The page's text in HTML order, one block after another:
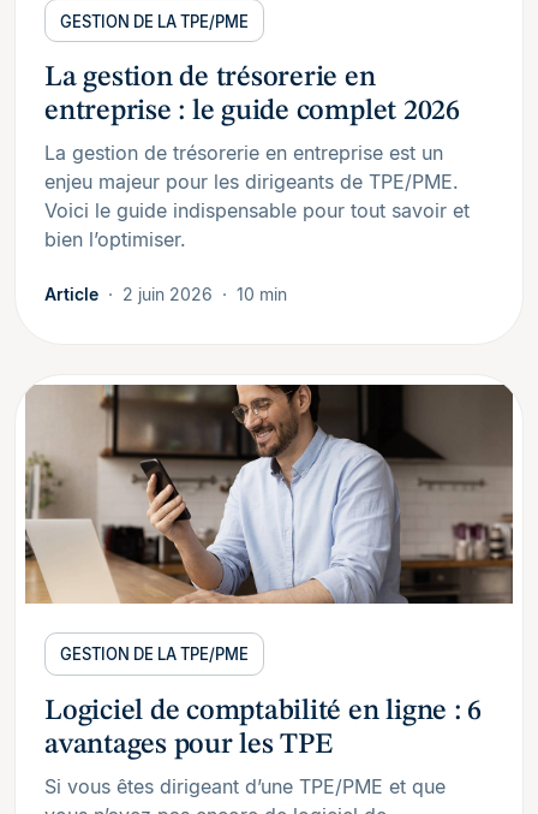
GESTION DE LA TPE/PME
La gestion de trésorerie en
entreprise : le guide complet 2026
La gestion de trésorerie en entreprise est un
enjeu majeur pour les dirigeants de TPE/PME.
Voici le guide indispensable pour tout savoir et
bien l’optimiser.
Article 2 juin 2026 10 min
GESTION DE LA TPE/PME
Logiciel de comptabilité en ligne : 6
avantages pour les TPE
Si vous êtes dirigeant d’une TPE/PME et que